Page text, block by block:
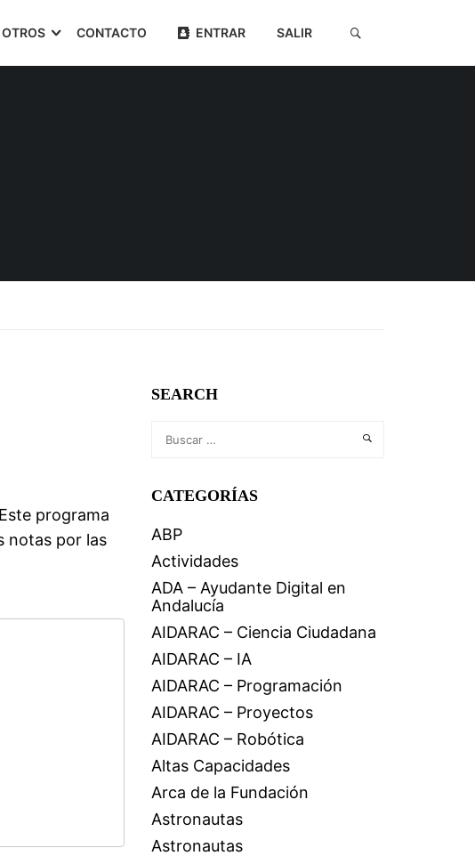
OTROS CONTACTO ENTRAR SALIR
programa
notas por las
SEARCH
CATEGORÍAS
ABP
Actividades
ADA – Ayudante Digital en
Andalucía
AIDARAC – Ciencia Ciudadana
AIDARAC – IA
AIDARAC – Programación
AIDARAC – Proyectos
AIDARAC – Robótica
Altas Capacidades
Arca de la Fundación
Astronautas
Astronautas